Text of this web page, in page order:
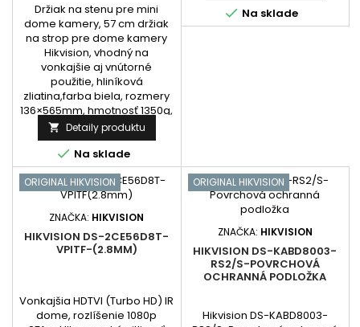
Držiak na stenu pre mini
dome kamery, 57 cm držiak
na strop pre dome kamery
Hikvision, vhodný na
vonkajšie aj vnútorné
použitie, hliníková
zliatina,farba biela, rozmery
136×565mm, hmotnosť 1350g,
určené pre modely kamier
DS-2CD2712F-I(S), DS-
2CD2732F-I(S), DS-
2CC52xxP(N)-VP series, DS-
2CC52xxP(N)-AVPIR2 séria.
 Detaily produktu
 Na sklade
 Na sklade
ORIGINAL HIKVISION
ZNAČKA: HIKVISION
HIKVISION DS-2CE56D8T-
VPITF-(2.8MM)
Vonkajšia HDTVI (Turbo HD) IR
dome, rozlíšenie 1080p
ORIGINAL HIKVISION
ZNAČKA: HIKVISION
HIKVISION DS-KABD8003-
RS2/S-POVRCHOVÁ
OCHRANNÁ PODLOŽKA
Hikvision DS-KABD8003-